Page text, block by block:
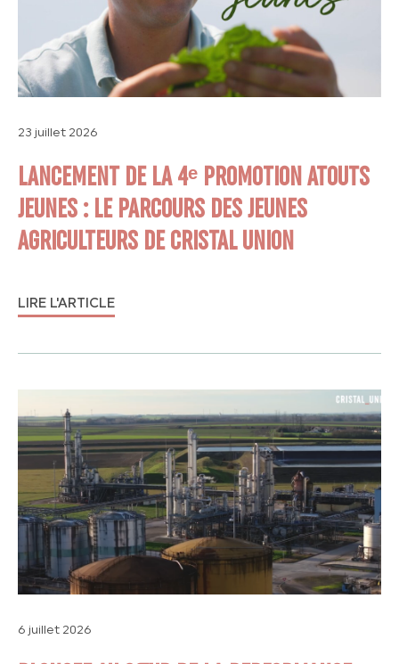
23 juillet 2026
LANCEMENT DE LA 4ᵉ PROMOTION ATOUTS
JEUNES : LE PARCOURS DES JEUNES
AGRICULTEURS DE CRISTAL UNION
LIRE L'ARTICLE
6 juillet 2026